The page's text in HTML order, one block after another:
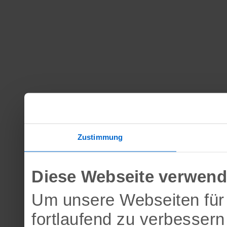
Zustimmung
Diese Webseite
Um unsere Webseiten
fortlaufend zu